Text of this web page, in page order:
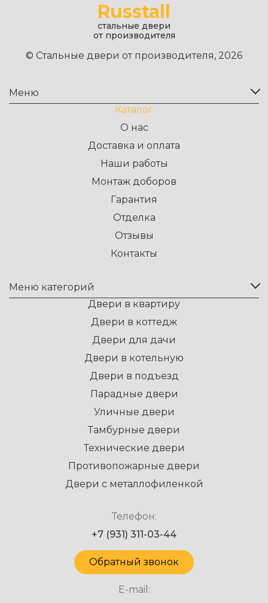
Russtall
стальные двери
от производителя
© Стальные двери от производителя, 2026
Меню
Каталог
О нас
Доставка и оплата
Наши работы
Монтаж доборов
Гарантия
Отделка
Отзывы
Контакты
Меню категорий
Двери в квартиру
Двери в коттедж
Двери для дачи
Двери в котельную
Двери в подъезд
Парадные двери
Уличные двери
Тамбурные двери
Технические двери
Противопожарные двери
Двери с металлофиленкой
Телефон:
+7 (931) 311-03-44
Обратный звонок
E-mail: